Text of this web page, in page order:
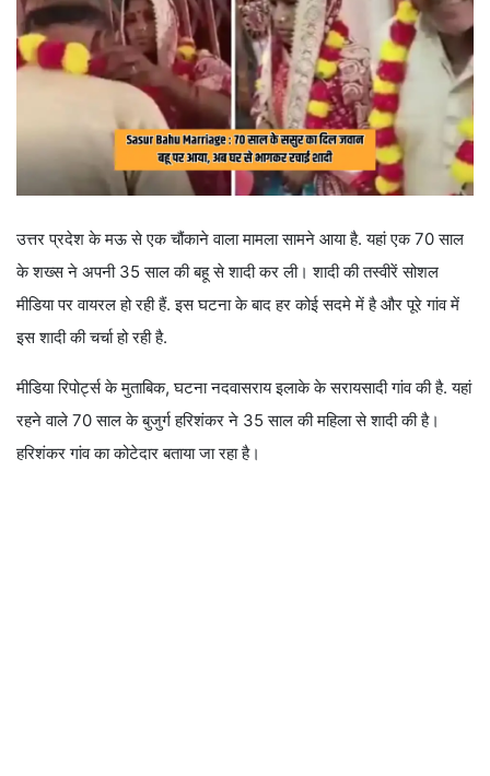
उत्तर प्रदेश के मऊ से एक चौंकाने वाला मामला सामने आया है. यहां एक 70 साल
के शख्स ने अपनी 35 साल की बहू से शादी कर ली। शादी की तस्वीरें सोशल
मीडिया पर वायरल हो रही हैं. इस घटना के बाद हर कोई सदमे में है और पूरे गांव में
इस शादी की चर्चा हो रही है.
मीडिया रिपोर्ट्स के मुताबिक, घटना नदवासराय इलाके के सरायसादी गांव की है. यहां
रहने वाले 70 साल के बुजुर्ग हरिशंकर ने 35 साल की महिला से शादी की है।
हरिशंकर गांव का कोटेदार बताया जा रहा है।